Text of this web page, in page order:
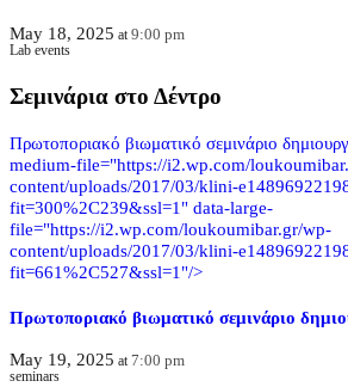
May 18, 2025 at 9:00 pm
Lab events
Σεμινάρια στο Δέντρο
Πρωτοποριακό βιωματικό σεμινάριο
medium-file="https://i2.wp.com/
content/uploads/2017/03/klini-
fit=300%2C239&ssl=1" data-large-
file="https://i2.wp.com/loukoumibar.gr/wp-
content/uploads/2017/03/klini-
fit=661%2C527&ssl=1"/>
Πρωτοποριακό βιωματικό σεμινάριο
May 19, 2025 at 7:00 pm
seminars